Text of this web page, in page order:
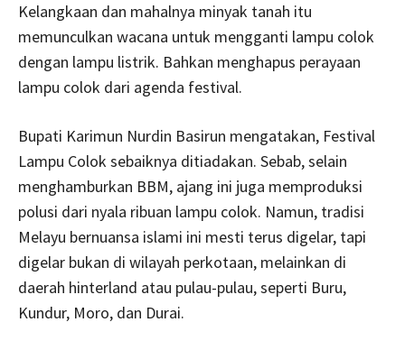
Kelangkaan dan mahalnya minyak tanah itu
memunculkan wacana untuk mengganti lampu colok
dengan lampu listrik. Bahkan menghapus perayaan
lampu colok dari agenda festival.
Bupati Karimun Nurdin Basirun mengatakan, Festival
Lampu Colok sebaiknya ditiadakan. Sebab, selain
menghamburkan BBM, ajang ini juga memproduksi
polusi dari nyala ribuan lampu colok. Namun, tradisi
Melayu bernuansa islami ini mesti terus digelar, tapi
digelar bukan di wilayah perkotaan, melainkan di
daerah hinterland atau pulau-pulau, seperti Buru,
Kundur, Moro, dan Durai.